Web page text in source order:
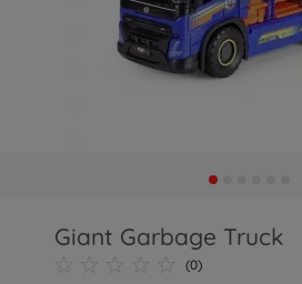
Giant Garbage Truck
(0)